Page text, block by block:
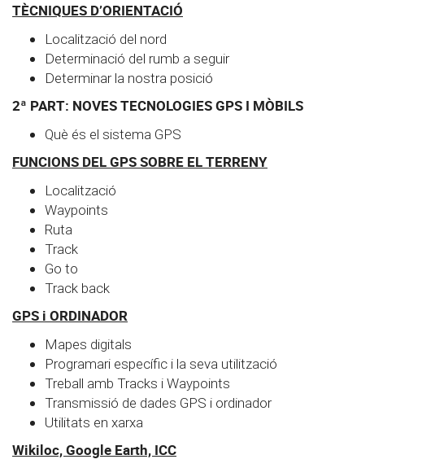
TÈCNIQUES D’ORIENTACIÓ
Localització del nord
Determinació del rumb a seguir
Determinar la nostra posició
2ª PART: NOVES TECNOLOGIES GPS I MÒBILS
Què és el sistema GPS
FUNCIONS DEL GPS SOBRE EL TERRENY
Localització
Waypoints
Ruta
Track
Go to
Track back
GPS i ORDINADOR
Mapes digitals
Programari específic i la seva utilització
Treball amb Tracks i Waypoints
Transmissió de dades GPS i ordinador
Utilitats en xarxa
Wikiloc, Google Earth, ICC